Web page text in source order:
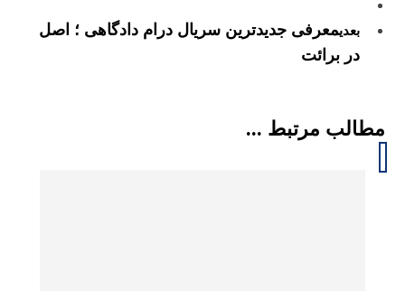
بعدیمعرفی جدیدترین سریال درام دادگاهی ؛ اصل
در برائت
مطالب مرتبط ...